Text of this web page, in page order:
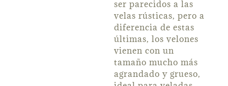
ser parecidos a las
velas rústicas, pero a
diferencia de estas
últimas, los velones
vienen con un
tamaño mucho más
agrandado y grueso,